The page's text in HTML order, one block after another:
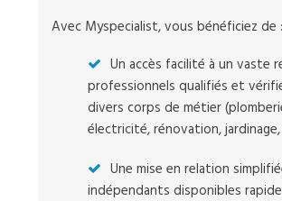
Avec Myspecialist, vous bénéficiez de :
Un accès facilité à un vaste
professionnels qualifiés et
divers corps de métier
électricité, rénovation,
Une mise en relation
indépendants disponibles